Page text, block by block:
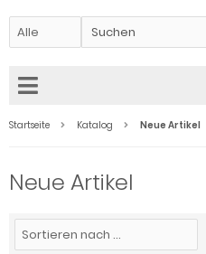
Startseite Katalog Neue Artikel
Neue Artikel